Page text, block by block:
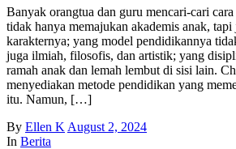
Banyak orangtua dan guru mencari-cari
tidak hanya memajukan akademis anak,
karakternya; yang model pendidikannya
juga ilmiah, filosofis, dan artistik; yang
ramah anak dan lemah lembut di sisi lain.
menyediakan metode pendidikan yang
itu. Namun, […]
By Ellen K August 2, 2024
In Berita